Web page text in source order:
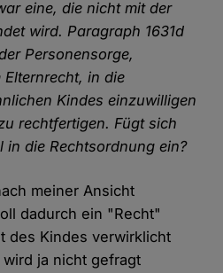
eine, die nicht mit der
wird. Paragraph 1631d
Personensorge,
in die
Kindes einzuwilligen
rechtfertigen. Fügt sich
in die Rechtsordnung ein?
meiner Ansicht
dadurch ein "Recht"
des Kindes verwirklicht
ja nicht gefragt